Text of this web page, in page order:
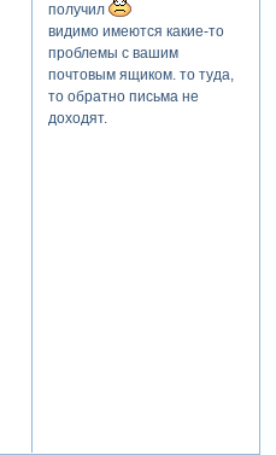
получил
видимо имеются какие-то
проблемы с вашим
почтовым ящиком. то туда,
то обратно письма не
доходят.